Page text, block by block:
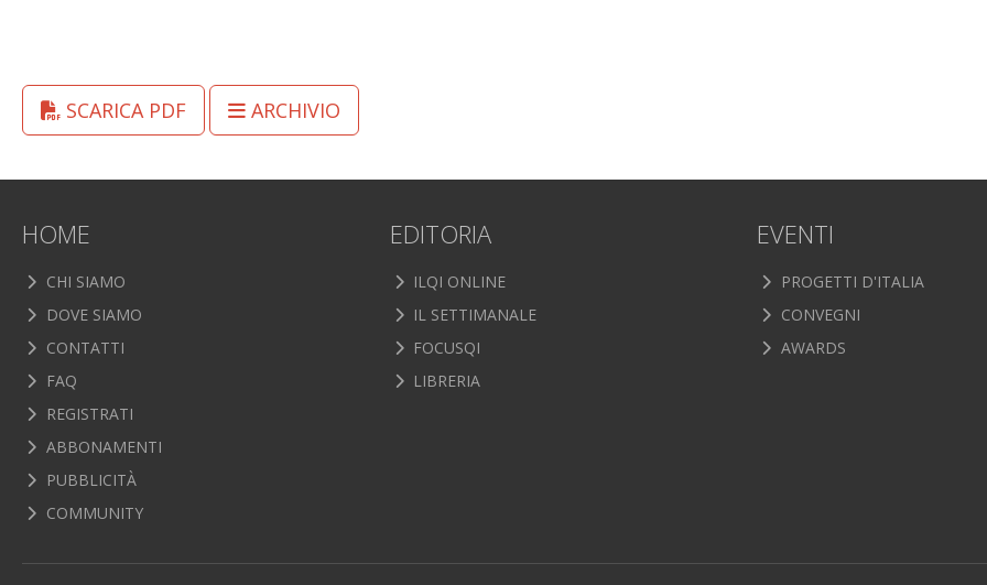
SCARICA PDF ARCHIVIO
HOME
CHI SIAMO
DOVE SIAMO
CONTATTI
FAQ
REGISTRATI
ABBONAMENTI
PUBBLICITÀ
COMMUNITY
EDITORIA
ILQI ONLINE
IL SETTIMANALE
FOCUSQI
LIBRERIA
EVENTI
PROGETTI D'ITALIA
CONVEGNI
AWARDS